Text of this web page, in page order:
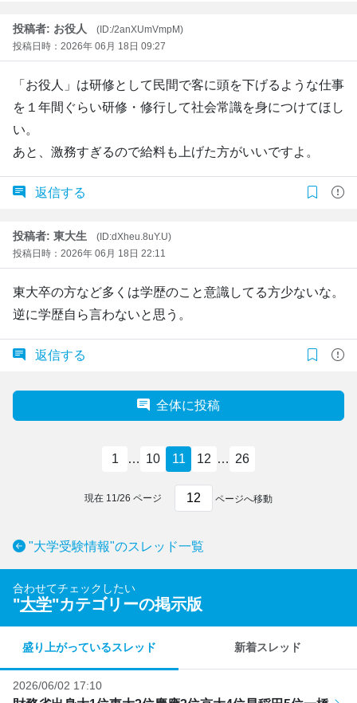
投稿者: お役人
(ID:/2anXUmVmpM)
投稿日時：2026年 06月 18日 09:27
「お役人」は研修として民間で客に頭を下げるような仕事
を１年間ぐらい研修・修行して社会常識を身につけてほし
い。
あと、激務すぎるので給料も上げた方がいいですよ。
返信する
投稿者: 東大生
(ID:dXheu.8uY.U)
投稿日時：2026年 06月 18日 22:11
東大卒の方など多くは学歴のこと意識してる方少ないな。
逆に学歴自ら言わないと思う。
返信する
全体に投稿
1 … 10 11 12 … 26
現在 11 /26 ページ ページへ移動
"大学受験情報"のスレッド一覧
合わせてチェックしたい
"大学"カテゴリーの掲示版
盛り上がっているスレッド 新着スレッド
2026/06/02 17:10